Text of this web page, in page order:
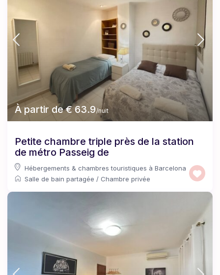
À partir de € 63.9/nuit
Petite chambre triple près de la station
de métro Passeig de
Hébergements & chambres touristiques à Barcelona
Salle de bain partagée /Chambre privée